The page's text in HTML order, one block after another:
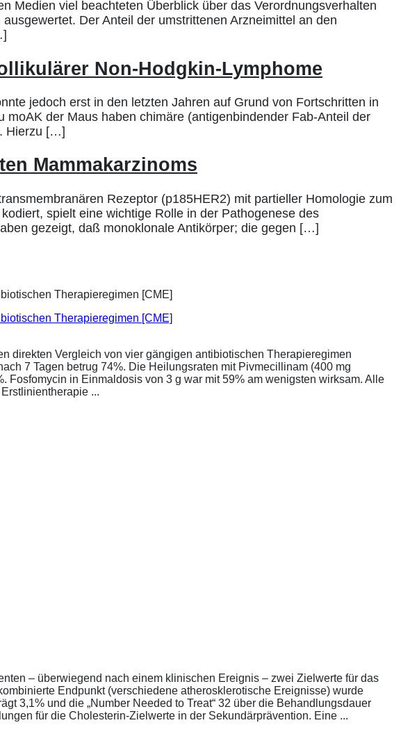
Medien viel beachteten Überblick über das Verordnungsverhalten
Der Anteil der umstrittenen Arzneimittel an den
Non-Hodgkin-Lymphome
jedoch erst in den letzten Jahren auf Grund von Fortschritten in
der Maus haben chimäre (antigenbindender Fab-Anteil der
Hierzu […]
Mammakarzinoms
Rezeptor (p185HER2) mit partieller Homologie zum
spielt eine wichtige Rolle in der Pathogenese des
gezeigt, daß monoklonale Antikörper; die gegen […]
Therapieregimen [CME]
direkten Vergleich von vier gängigen antibiotischen Therapieregimen
7 Tagen betrug 74%. Die Heilungsraten mit Pivmecillinam (400 mg
Fosfomycin in Einmaldosis von 3 g war mit 59% am wenigsten wirksam. Alle
...
– überwiegend nach einem klinischen Ereignis – zwei Zielwerte für das
Endpunkt (verschiedene atherosklerotische Ereignisse) wurde
3,1% und die „Number Needed to Treat“ 32 über die Behandlungsdauer
für die Cholesterin-Zielwerte in der Sekundärprävention. Eine ...